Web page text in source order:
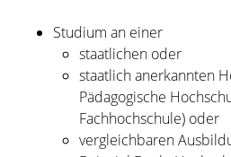
Studium an einer
staatlichen oder
staatlich anerkannten
Pädagogische
Fachhochschule)oder
vergleichbaren